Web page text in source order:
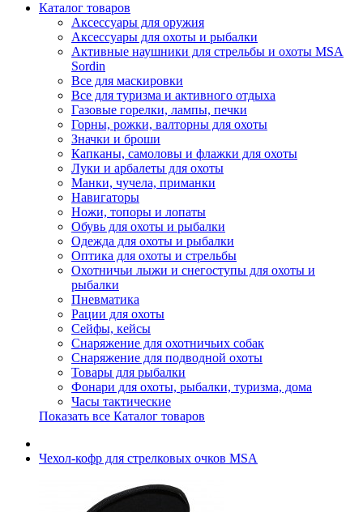
Каталог товаров
Аксессуары для оружия
Аксессуары для охоты и рыбалки
Активные наушники для стрельбы и охоты MSA
Sordin
Все для маскировки
Все для туризма и активного отдыха
Газовые горелки, лампы, печки
Горны, рожки, валторны для охоты
Значки и броши
Капканы, самоловы и флажки для охоты
Луки и арбалеты для охоты
Манки, чучела, приманки
Навигаторы
Ножи, топоры и лопаты
Обувь для охоты и рыбалки
Одежда для охоты и рыбалки
Оптика для охоты и стрельбы
Охотничьи лыжи и снегоступы для охоты и
рыбалки
Пневматика
Рации для охоты
Сейфы, кейсы
Снаряжение для охотничьих собак
Снаряжение для подводной охоты
Товары для рыбалки
Фонари для охоты, рыбалки, туризма, дома
Часы тактические
Показать все Каталог товаров
Чехол-кофр для стрелковых очков MSA